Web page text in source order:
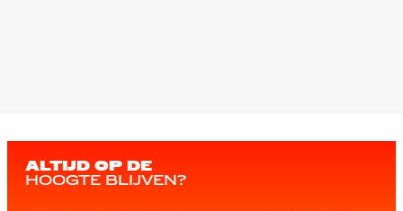
ALTIJD OP DE
HOOGTE BLIJVEN?